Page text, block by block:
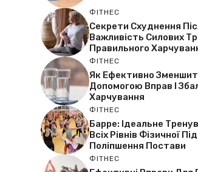
ФІТНЕС
Секрети Схуднення
Важливість Силових
Правильного
ФІТНЕС
Як Ефективно
Допомогою Вправ І
Харчування
ФІТНЕС
Барре: Ідеальне
Всіх Рівнів Фізичної
Поліпшення Постави
ФІТНЕС